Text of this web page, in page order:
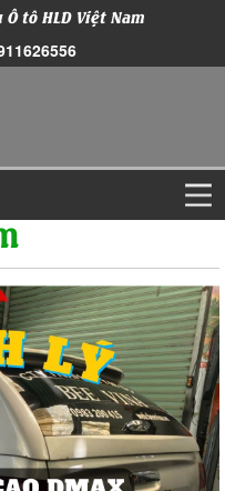
Ô tô HLD Việt Nam